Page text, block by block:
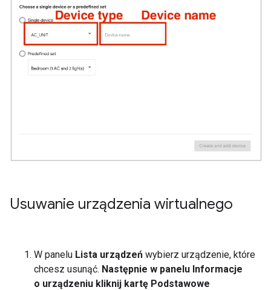
Usuwanie urządzenia wirtualnego
W panelu Lista urządzeń wybierz urządzenie, które
chcesz usunąć. Następnie w panelu Informacje
o urządzeniu kliknij kartę Podstawowe